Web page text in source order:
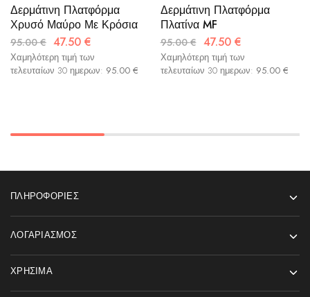
Δερμάτινη Πλατφόρμα
Χρυσό Μαύρο Με Κρόσια
95.00€ 47.50 €
Χαμηλότερη τιμή των
τελευταίων 30 ημερων: 95.00 €
Δερμάτινη Πλατφόρμα
Πλατίνα MF
95.00€ 47.50 €
Χαμηλότερη τιμή των
τελευταίων 30 ημερων: 95.00 €
ΠΛΗΡΟΦΟΡΊΕΣ
ΛΟΓΑΡΙΑΣΜΌΣ
ΧΡΉΣΙΜΑ